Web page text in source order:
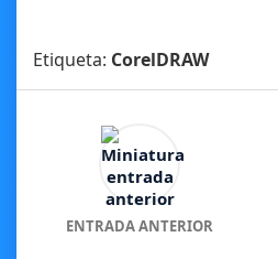
Etiqueta: CorelDRAW
ENTRADA ANTERIOR